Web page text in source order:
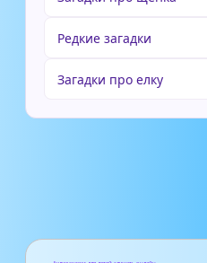
Редкие загадки
Загадки про елку